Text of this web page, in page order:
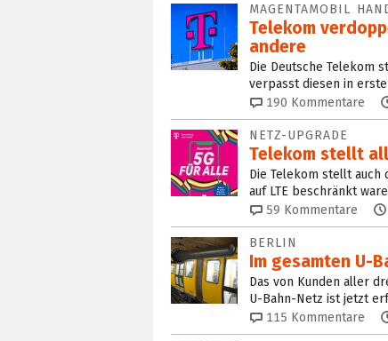
MAGENTAMOBIL
Telekom
andere
Die Deutsche Telekom
verpasst diesen in
190 Kommentare
NETZ-UPGRADE
Telekom stellt
Die Telekom stellt
auf LTE beschränkt
59 Kommentare
BERLIN
Im gesamten U-
Das von Kunden aller
U-Bahn-Netz ist jetzt
115 Kommentare